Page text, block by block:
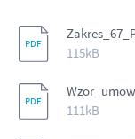
115kB
111kB